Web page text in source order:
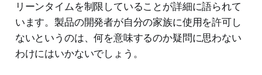
リーンタイムを制限していることが詳細に語られて
います。製品の開発者が自分の家族に使用を許可し
ないというのは、何を意味するのか疑問に思わない
わけにはいかないでしょう。